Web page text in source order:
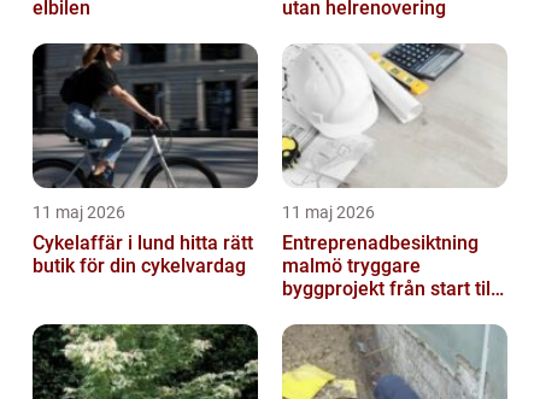
elbilen
utan helrenovering
11 maj 2026
Cykelaffär i lund hitta rätt
butik för din cykelvardag
11 maj 2026
Entreprenadbesiktning
malmö tryggare
byggprojekt från start till